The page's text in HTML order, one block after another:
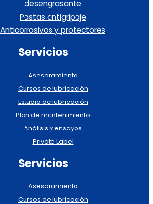
desengrasante
Pastas antigripaje
Anticorrosivos y protectores
Servicios
Asesoramiento
Cursos de lubricación
Estudio de lubricación
Plan de mantenimiento
Análisis y ensayos
Private Label
Servicios
Asesoramiento
Cursos de lubricación